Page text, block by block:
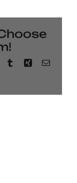
TumblrXingEmail